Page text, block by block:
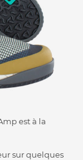
est à la
sur quelques